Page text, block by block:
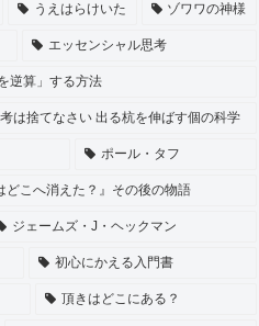
うえはらけいた ゾワワの神様
エッセンシャル思考
逆算」する方法
は捨てなさい 出る杭を伸ばす個の科学
ポール・タフ
こへ消えた？』その後の物語
ジェームズ・J・ヘックマン
初心にかえる入門書
頂きはどこにある？